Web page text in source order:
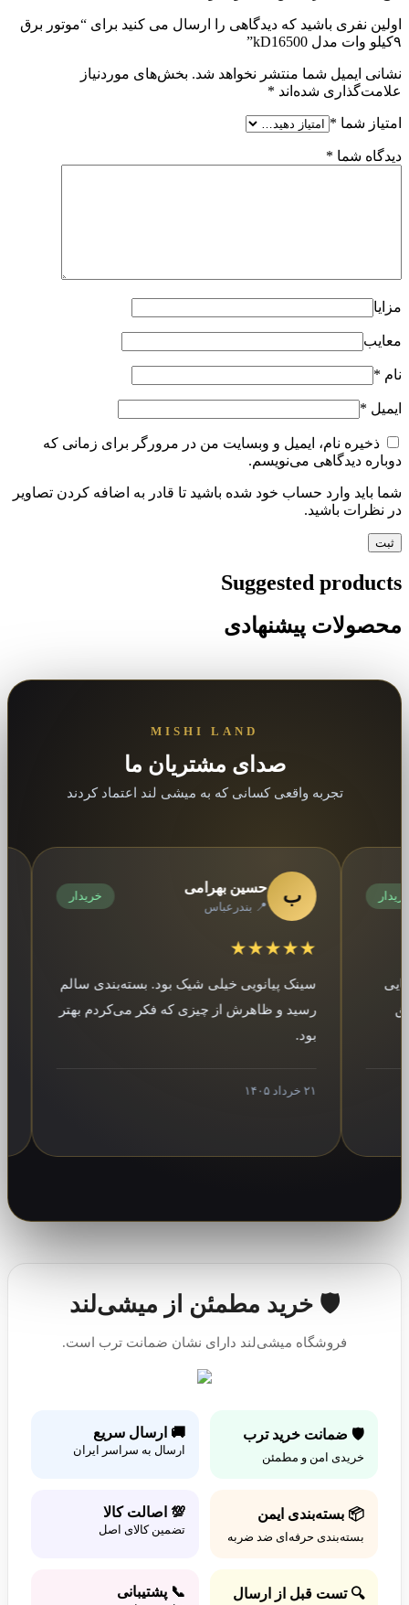
اولین نفری باشید که دیدگاهی را ارسال می کنید برای “موتور برق
۹کیلو وات مدل kD16500”
نشانی ایمیل شما منتشر نخواهد شد. بخش‌های موردنیاز
علامت‌گذاری شده‌اند *
امتیاز شما *
دیدگاه شما *
مزایا
معایب
نام *
ایمیل *
ذخیره نام، ایمیل و وبسایت من در مرورگر برای زمانی که
دوباره دیدگاهی می‌نویسم.
شما باید وارد حساب خود شده باشید تا قادر به اضافه کردن تصاویر
در نظرات باشید.
Suggested products
محصولات پیشنهادی
MISHI LAND
صدای مشتریان ما
تجربه واقعی کسانی که به میشی لند اعتماد کردند
ب حسین بهرامی
📍 بندرعباس
خریدار
★★★★★
سینک پیانویی خیلی شیک بود. بسته‌بندی سالم
رسید و ظاهرش از چیزی که فکر می‌کردم بهتر
🛡️ خرید مطمئن از میشی‌لند
فروشگاه میشی‌لند دارای نشان ضمانت ترب است.
🛡️ ضمانت خرید ترب
خریدی امن و مطمئن
🚚 ارسال سریع
ارسال به سراسر ایران
📦 بسته‌بندی ایمن
بسته‌بندی حرفه‌ای ضد ضربه
💯 اصالت کالا
تضمین کالای اصل
🔍 تست قبل از ارسال 📞 پشتیبانی